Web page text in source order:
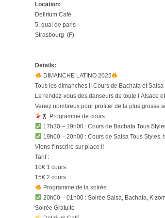
Location:
Delirium Café
5, quai de paris
Strasbourg (F)
Details:
DIMANCHE LATINO 2025
Tous les dimanches !! Cours de Bachata et
Le rendez-vous des danseurs de toute l’Alsace
Venez nombreux pour profiter de la plus grosse
Programme de cours :
17h30 – 19h00 : Cours de Bachata Tous
19h00 – 20h00 : Cours de Salsa Tous Styles,
Viens t’inscrire sur place !!
Tarif :
10€ 1 cours
15€ 2 cours
Programme de la soirée :
20h00 – 01h00 : Soirée Salsa, Bachata,
Soirée Gratuite